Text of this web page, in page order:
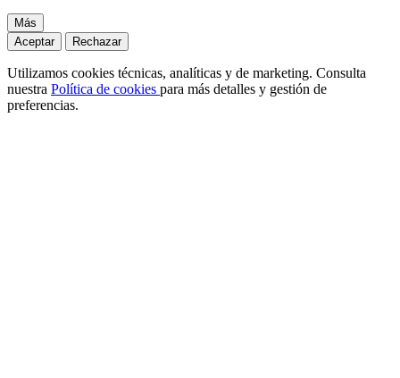
Más
Aceptar
Rechazar
Utilizamos cookies técnicas, analíticas y de marketing. Consulta
nuestra Política de cookies para más detalles y gestión de
preferencias.